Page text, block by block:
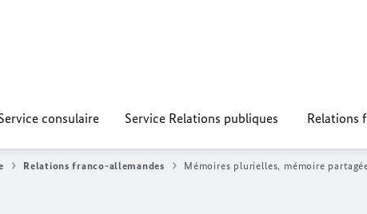
consulaire Service Relations publiques Relations
Relations franco-allemandes Mémoires plurielles, mémoire